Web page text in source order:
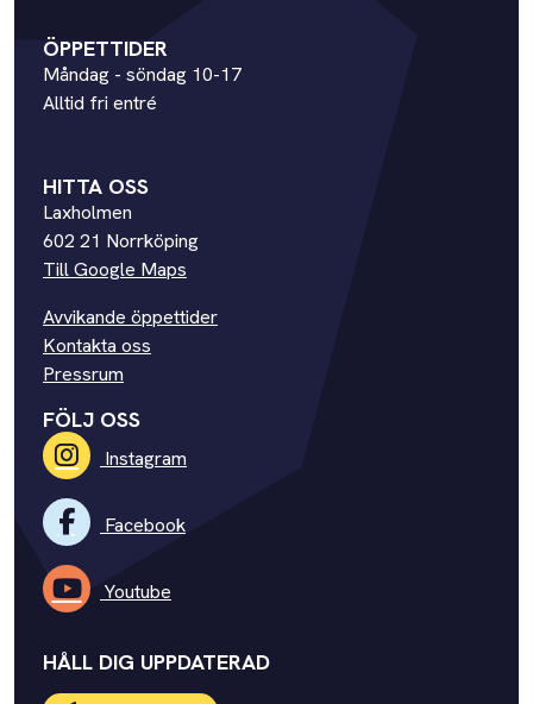
ÖPPETTIDER
Måndag - söndag 10-17
Alltid fri entré
HITTA OSS
Laxholmen
602 21 Norrköping
Till Google Maps
Avvikande öppettider
Kontakta oss
Pressrum
FÖLJ OSS
Instagram
Facebook
Youtube
HÅLL DIG UPPDATERAD